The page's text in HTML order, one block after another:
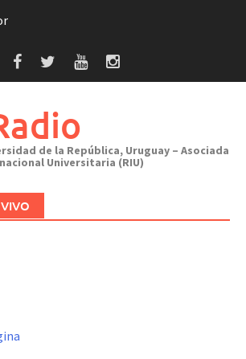
de la República, Uruguay – Asociada
Universitaria (RIU)